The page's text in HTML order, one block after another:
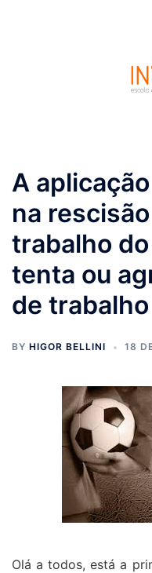
A
na
trabalho
tenta ou
de trabalho
BY HIGOR BELLINI 18
Olá a todos, está a